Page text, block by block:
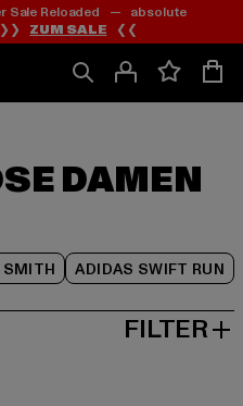
Zum
Inhalt
springen
Zum
Fußzeile
springen
Reloaded — absolute
❯❯ ZUM SALE ❮❮
DAMEN
SMITH ADIDAS SWIFT RUN
Zum
Produktraster
springen
FILTER